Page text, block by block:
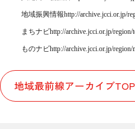
地域振興情報http://archive.jcci.or.jp/
まちナビhttp://archive.jcci.or.jp/region/
ものナビhttp://archive.jcci.or.jp/
地域最前線アーカイブ